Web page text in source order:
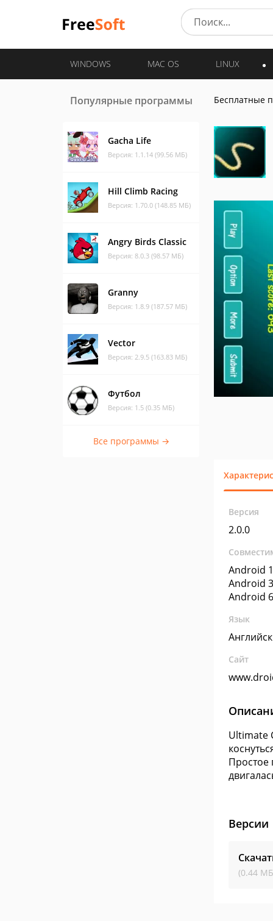
WINDOWS MAC OS LINUX
Популярные программы
Gacha Life
Версия: 1.1.14 (99.56 МБ)
Hill Climb Racing
Версия: 1.70.0 (148.85 МБ)
Angry Birds Classic
Версия: 8.0.3 (98.57 МБ)
Granny
Версия: 1.8.9 (187.57 МБ)
Vector
Версия: 2.9.5 (163.83 МБ)
Футбол
Версия: 1.5 (0.35 МБ)
Все программы →
Бесплатные
Версия
2.0.0
Android
Android
Android
Язык
Сайт
Ultimate
Простое
Версии
(0.44